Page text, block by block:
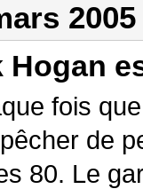
2005
Hogan
fois
de
80. Le